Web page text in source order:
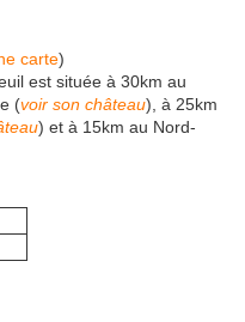
carte)
est située à 30km au
(voir son château), à 25km
) et à 15km au Nord-